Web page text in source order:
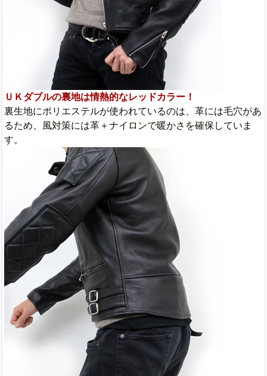
ＵＫダブルの裏地は情熱的なレッドカラー！
裏生地にポリエステルが使われているのは、革には毛穴があ
るため、風対策には革＋ナイロンで暖かさを確保していま
す。